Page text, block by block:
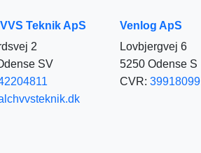
Teknik ApS
2
SV
Venlog ApS
Lovbjergvej 6
5250 Odense S
CVR: 39918099